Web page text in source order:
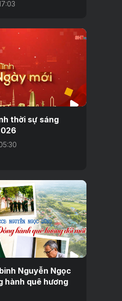
thời sự sáng
Nguyễn Ngọc
hành quê hương